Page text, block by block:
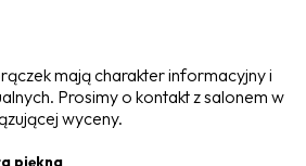
mają charakter informacyjny i
Prosimy o kontakt z salonem w
wyceny.
piękna